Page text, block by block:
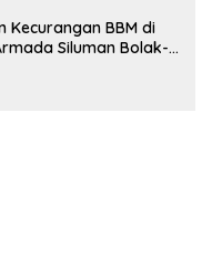
Kecurangan BBM di
Siluman Bolak-